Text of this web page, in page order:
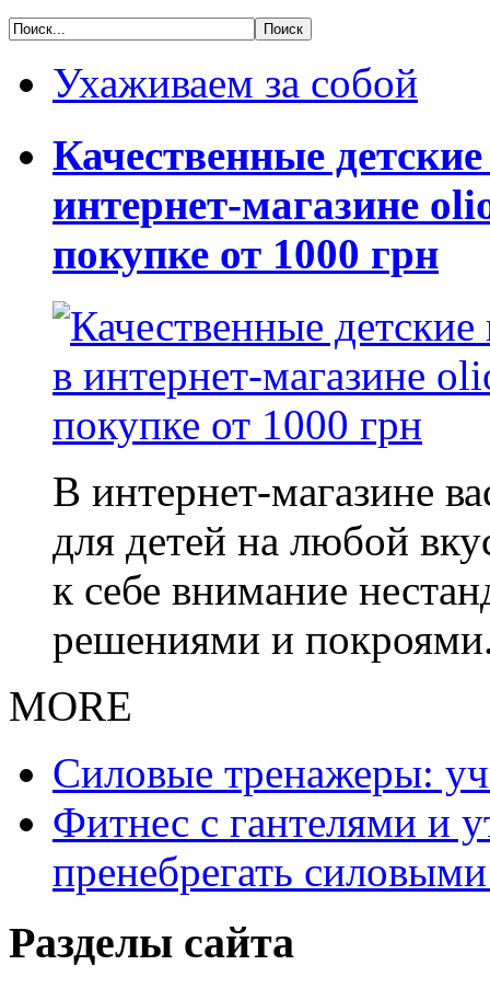
Ухаживаем за собой
Качественные
интернет-магазине
покупке от 1000 грн
В интернет-магазине
для детей на любой
к себе внимание
решениями и
MORE
Силовые тренажеры:
Фитнес с гантелями и
пренебрегать
Разделы сайта